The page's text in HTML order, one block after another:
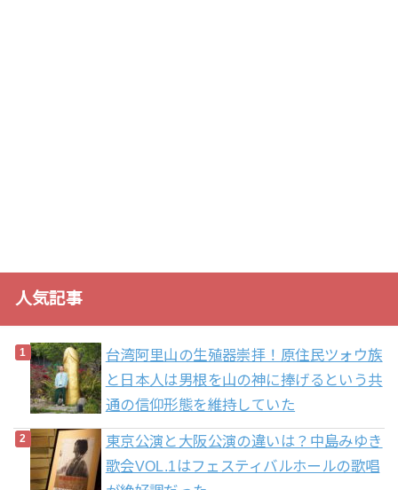
人気記事
台湾阿里山の生殖器崇拝！原住民ツォウ族
と日本人は男根を山の神に捧げるという共
通の信仰形態を維持していた
東京公演と大阪公演の違いは？中島みゆき
歌会VOL.1はフェスティバルホールの歌唱